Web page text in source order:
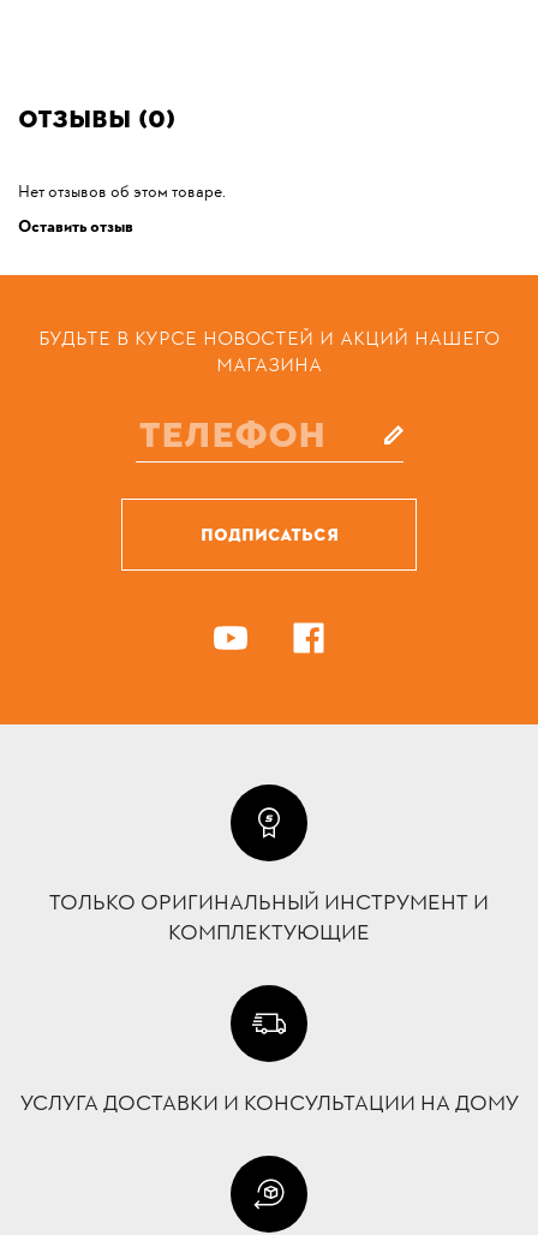
Отзывы (0)
Нет отзывов об этом товаре.
Оставить отзыв
БУДЬТЕ В КУРСЕ НОВОСТЕЙ И АКЦИЙ НАШЕГО
МАГАЗИНА
ПОДПИСАТЬСЯ
ТОЛЬКО ОРИГИНАЛЬНЫЙ ИНСТРУМЕНТ И
КОМПЛЕКТУЮЩИЕ
УСЛУГА ДОСТАВКИ И КОНСУЛЬТАЦИИ НА ДОМУ